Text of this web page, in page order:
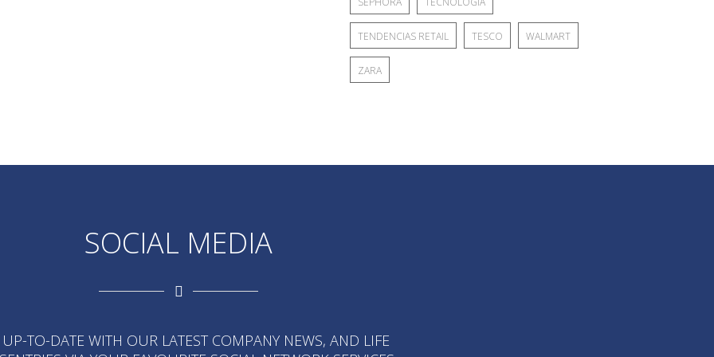
TENDENCIAS RETAIL TESCO WALMART
ZARA
SOCIAL MEDIA
UP-TO-DATE WITH OUR LATEST COMPANY NEWS, AND LIFE